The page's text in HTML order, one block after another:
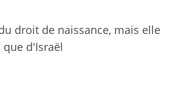
droit de naissance, mais elle
d'Israël